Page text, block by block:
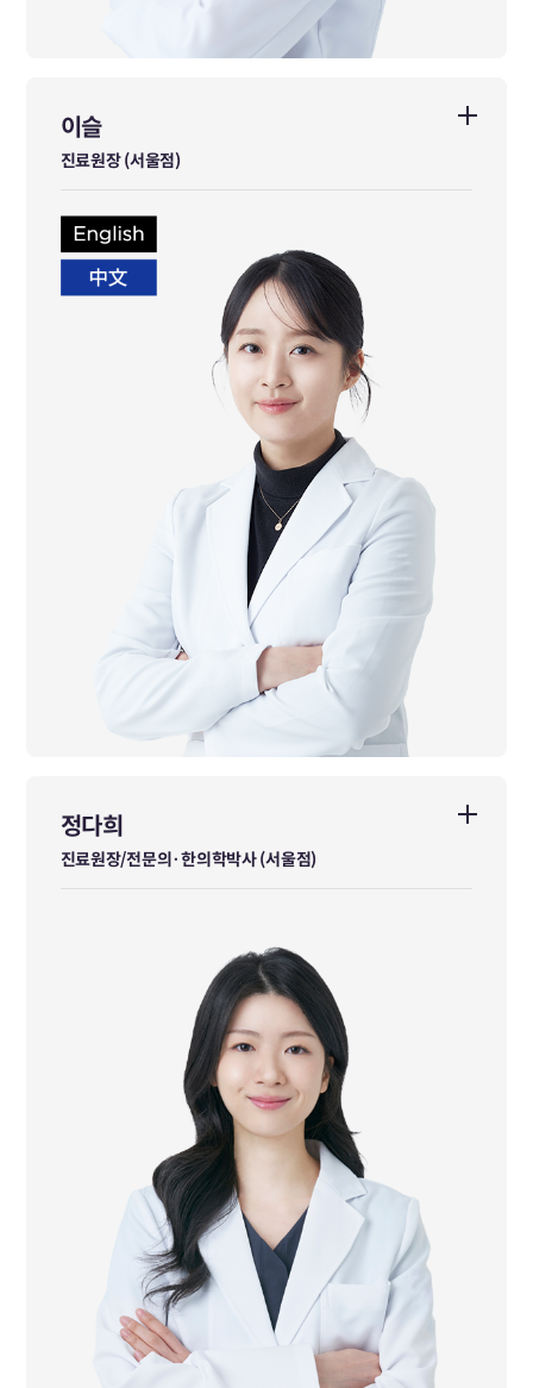
이슬
진료원장 (서울점)
이슬
진료원장 (서울점)
부산대학교 한의학전문대학원 졸업
정다희
진료원장/전문의·한의학박사 (서울점)
정다희
진료원장/전문의·한의학박사 (서울점)
한방위장소화내과 전문의
경희대학교 한의과대학 학사 졸업
경희대학교 임상한의학과(소화기내과) 석사 졸업
경희대학교 임상한의학과(소화기내과) 박사 과정
前 경희대학교 한방병원 일반 수련의 수료
前 경희대학교 한방병원 전문 수련의 수료
前 강동경희대학교 한방병원 일반 진료의